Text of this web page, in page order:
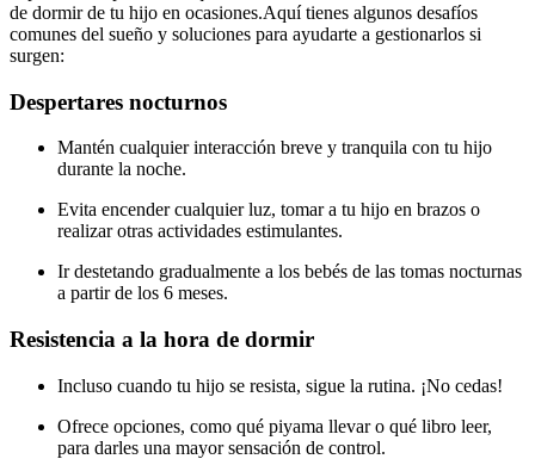
de dormir de tu hijo en ocasiones.Aquí tienes algunos desafíos
comunes del sueño y soluciones para ayudarte a gestionarlos si
surgen:
Despertares nocturnos
Mantén cualquier interacción breve y tranquila con tu hijo
durante la noche.
Evita encender cualquier luz, tomar a tu hijo en brazos o
realizar otras actividades estimulantes.
Ir destetando gradualmente a los bebés de las tomas nocturnas
a partir de los 6 meses.
Resistencia a la hora de dormir
Incluso cuando tu hijo se resista, sigue la rutina. ¡No cedas!
Ofrece opciones, como qué piyama llevar o qué libro leer,
para darles una mayor sensación de control.